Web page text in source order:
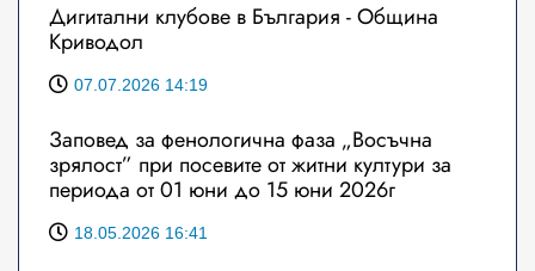
Дигитални клубове в България - Община
Криводол
07.07.2026 14:19
Заповед за фенологична фаза „Восъчна
зрялост” при посевите от житни култури за
периода от 01 юни до 15 юни 2026г
18.05.2026 16:41